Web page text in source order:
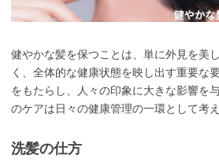
健やかな髪を保つことは、単に外見を美
く、全体的な健康状態を映し出す重要な
をもたらし、人々の印象に大きな影響を
のケアは日々の健康管理の一環として考
洗髪の仕方